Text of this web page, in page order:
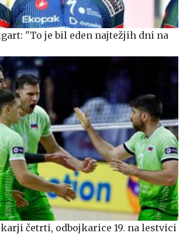
"To je bil eden najtežjih dni na
četrti, odbojkarice 19. na lestvici